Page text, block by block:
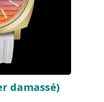
damassé)